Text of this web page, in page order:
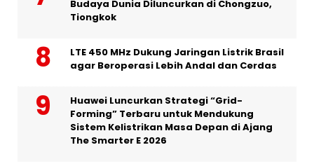
Budaya Dunia Diluncurkan di Chongzuo,
Tiongkok
LTE 450 MHz Dukung Jaringan Listrik Brasil
agar Beroperasi Lebih Andal dan Cerdas
Huawei Luncurkan Strategi “Grid-
Forming” Terbaru untuk Mendukung
Sistem Kelistrikan Masa Depan di Ajang
The Smarter E 2026